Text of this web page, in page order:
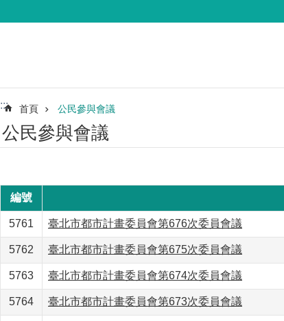
::: 首頁 公民參與會議
公民參與會議
編號
5761 臺北市都市計畫委員會第676次委員會議
5762 臺北市都市計畫委員會第675次委員會議
5763 臺北市都市計畫委員會第674次委員會議
5764 臺北市都市計畫委員會第673次委員會議